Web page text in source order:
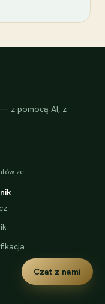
z pomocą AI, z
ze
Czat z nami